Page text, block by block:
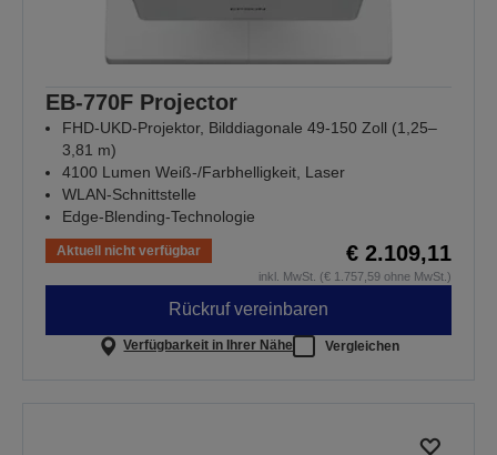
EB-770F Projector
FHD-UKD-Projektor, Bilddiagonale 49-150 Zoll (1,25–
3,81 m)
4100 Lumen Weiß-/Farbhelligkeit, Laser
WLAN-Schnittstelle
Edge-Blending-Technologie
Aktuell nicht verfügbar € 2.109,11
inkl. MwSt. (€ 1.757,59 ohne MwSt.)
Rückruf vereinbaren
Verfügbarkeit in Ihrer Nähe Vergleichen